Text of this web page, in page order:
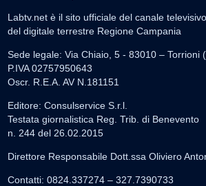
Labtv.net è il sito ufficiale del canale
del digitale terrestre Regione Campania
Sede legale: Via Chiaio, 5 - 83010 – Torrioni
P.IVA 02757950643
Oscr. R.E.A. AV N.181151
Editore: Consulservice S.r.l.
Testata giornalistica Reg. Trib. di Benevento
n. 244 del 26.02.2015
Direttore Responsabile Dott.ssa Oliviero
Contatti: 0824.337274 – 327.7390733